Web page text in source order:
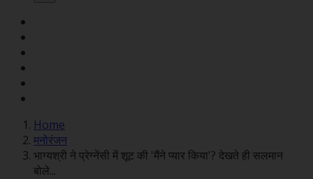
Home
मनोरंजन
भाग्यश्री ने प्रेग्नेंसी में शूट की 'मैंने प्यार किया'? देखते ही सलमान
बोले...